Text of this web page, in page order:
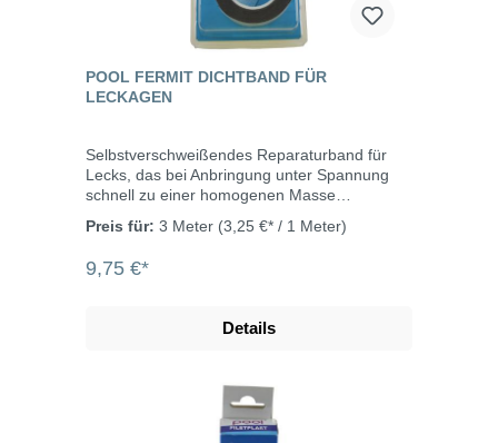
POOL FERMIT DICHTBAND FÜR
LECKAGEN
Selbstverschweißendes Reparaturband für
Lecks, das bei Anbringung unter Spannung
schnell zu einer homogenen Masse
Lecks an Rohrleitungen und
scharfkantigen und hervorstehenden Teilen
Salzlösungen. Abmessungen: 3 m x 25
Preis für: 3 Meter (3,25 €* / 1 Meter)
9,75 €*
Details